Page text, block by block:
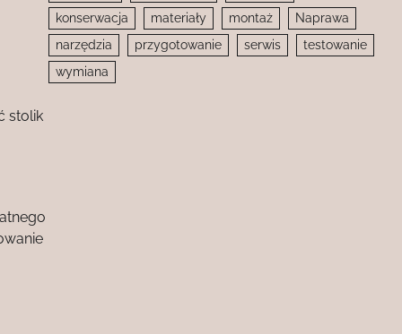
stolik
konserwacja
materiały montaż
Naprawa
narzędzia
przygotowanie serwis
testowanie
wymiana